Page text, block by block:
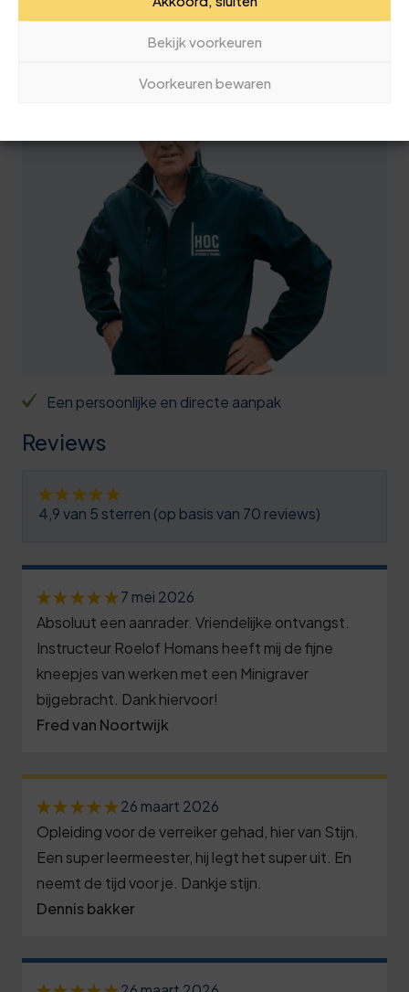
Bekijk voorkeuren
Voorkeuren bewaren
deskundige team? Bellen kan naar
050 40 92 663
Een persoonlijke en directe aanpak
Reviews
4,9 van 5 sterren (op basis van 70 reviews)
7 mei 2026
Absoluut een aanrader. Vriendelijke ontvangst.
Instructeur Roelof Homans heeft mij de fijne
kneepjes van werken met een Minigraver
bijgebracht. Dank hiervoor!
Fred van Noortwijk
26 maart 2026
Opleiding voor de verreiker gehad, hier van Stijn.
Een super leermeester, hij legt het super uit. En
neemt de tijd voor je. Dankje stijn.
Dennis bakker
0
2
9
2
5
8
4
7
0
3
7
0
3
6
9
2
8
7
0
1
2
2
4
5
6
7
8
9
9
0
1
1
2
3
3
4
6
4
5
0
5
6
1
1
6
1
7
7
2
7
2
8
3
8
3
8
3
4
0
1
3
5
6
7
8
9
1
2
3
4
7
0
5
0
5
0
6
1
6
1
6
1